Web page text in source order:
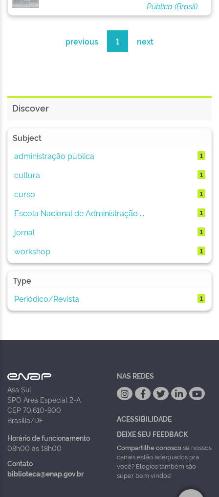
Pública (Brasil)
previous 1 next
Discover
Subject
administração pública
1
cultura 1
curso 1
Escola Nacional de Administração ... 1
jornal 1
workshop 1
Type
Periódico/Revista
1
Asa Sul
SPO Área Especial 2-A
CEP 70.610-900
Brasília/DF
Horário de funcionamento
08h00 às 18h00
Contato
biblioteca@enap.gov.br
NAS REDES
ACESSIBILIDADE
DEIXE SEU FEEDBACK
Compartilhe conoscose nossos
canais estão adequados pra
você? Elogios também são
super bem vindos!